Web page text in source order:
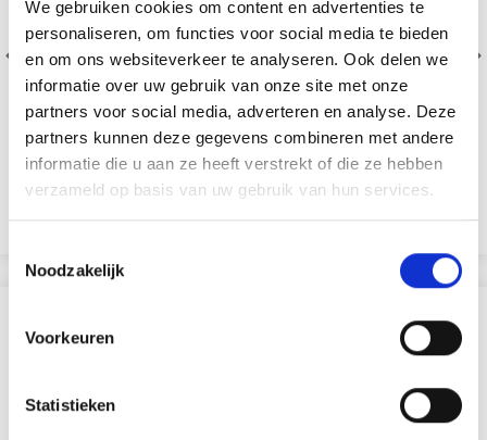
We gebruiken cookies om content en advertenties te
personaliseren, om functies voor social media te bieden
en om ons websiteverkeer te analyseren. Ook delen we
informatie over uw gebruik van onze site met onze
partners voor social media, adverteren en analyse. Deze
partners kunnen deze gegevens combineren met andere
informatie die u aan ze heeft verstrekt of die ze hebben
verzameld op basis van uw gebruik van hun services.
Noodzakelijk
Voorkeuren
Statistieken
186-33 KYLIENA PAR
DROPS DESIGN
EUR 4.99
Voir toutes les options
258-17 WISPY
DANDELION BY DROPS
DESIGN
EUR 31.95 EUR 45.45
Voir toutes les options